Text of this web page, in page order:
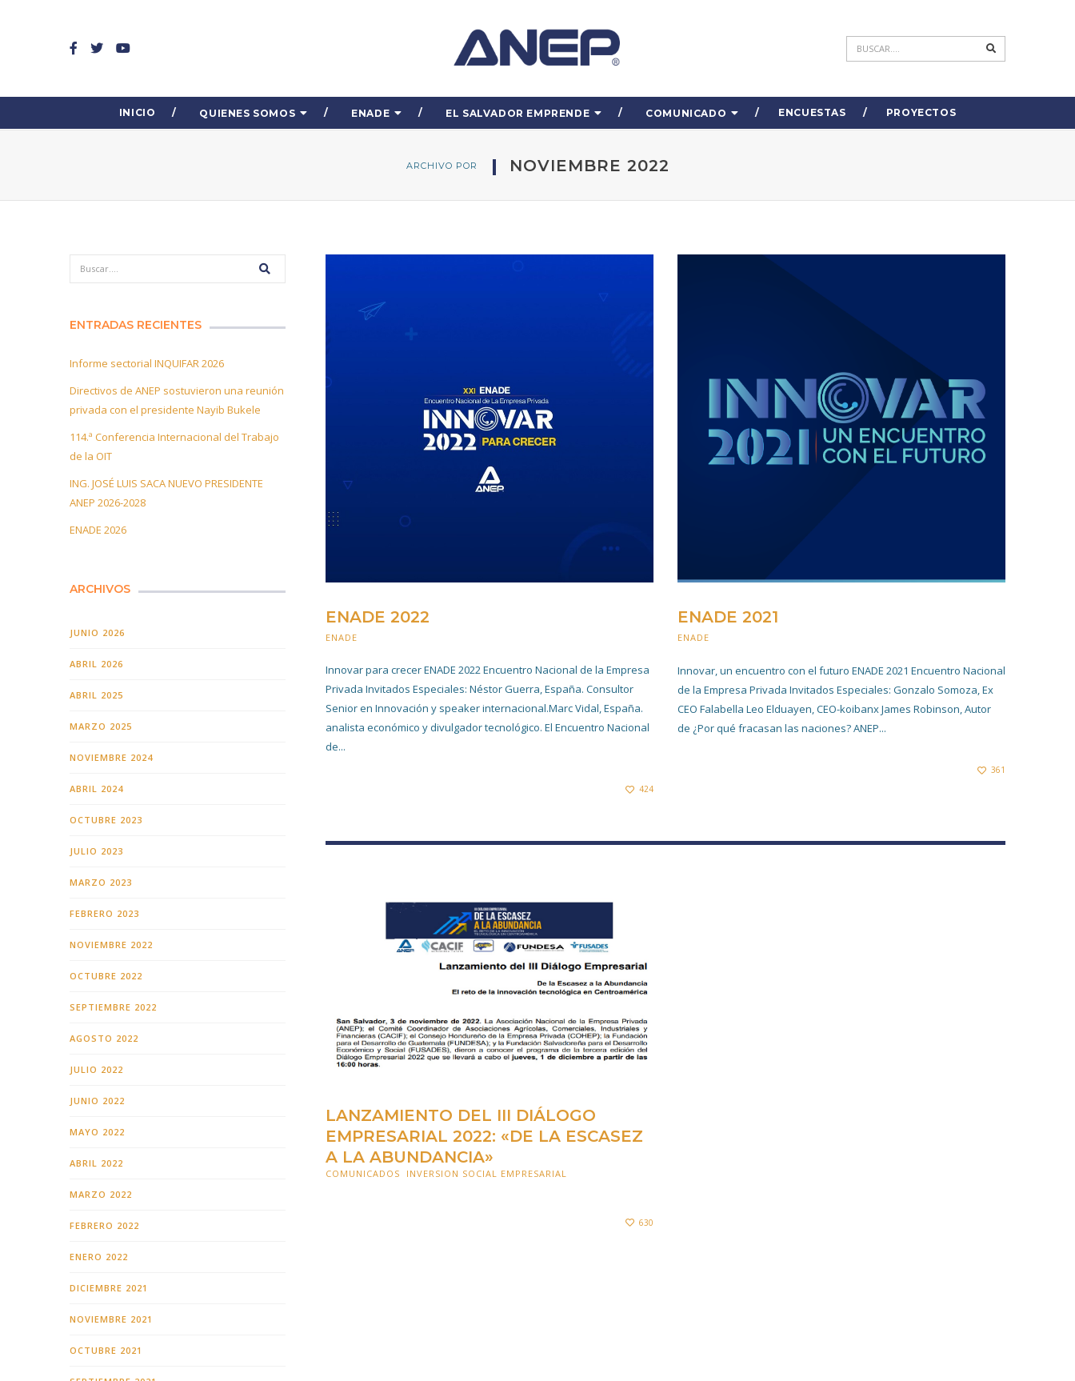
INICIO QUIENES SOMOS ENADE EL SALVADOR EMPRENDE COMUNICADO ENCUESTAS PROYECTOS
ARCHIVO POR NOVIEMBRE 2022
ENADE 2022
ENADE
Innovar para crecer ENADE 2022 Encuentro Nacional de la Empresa
Privada Invitados Especiales: Néstor Guerra, España. Consultor
Senior en Innovación y speaker internacional.Marc Vidal, España.
analista económico y divulgador tecnológico. El Encuentro Nacional
de...
424
ENADE 2021
ENADE
Innovar, un encuentro con el futuro ENADE 2021 Encuentro Nacional
de la Empresa Privada Invitados Especiales: Gonzalo Somoza, Ex
CEO Falabella Leo Elduayen, CEO-koibanx James Robinson, Autor
de ¿Por qué fracasan las naciones? ANEP...
361
LANZAMIENTO DEL III DIÁLOGO
EMPRESARIAL 2022: «DE LA ESCASEZ
A LA ABUNDANCIA»
COMUNICADOS
INVERSION SOCIAL EMPRESARIAL
630
ENTRADAS RECIENTES
Informe sectorial INQUIFAR 2026
Directivos de ANEP sostuvieron una reunión
privada con el presidente Nayib Bukele
114.ª Conferencia Internacional del Trabajo
de la OIT
ING. JOSÉ LUIS SACA NUEVO PRESIDENTE
ANEP 2026-2028
ENADE 2026
ARCHIVOS
JUNIO 2026
ABRIL 2026
ABRIL 2025
MARZO 2025
NOVIEMBRE 2024
ABRIL 2024
OCTUBRE 2023
JULIO 2023
MARZO 2023
FEBRERO 2023
NOVIEMBRE 2022
OCTUBRE 2022
SEPTIEMBRE 2022
AGOSTO 2022
JULIO 2022
JUNIO 2022
MAYO 2022
ABRIL 2022
MARZO 2022
FEBRERO 2022
ENERO 2022
DICIEMBRE 2021
NOVIEMBRE 2021
OCTUBRE 2021